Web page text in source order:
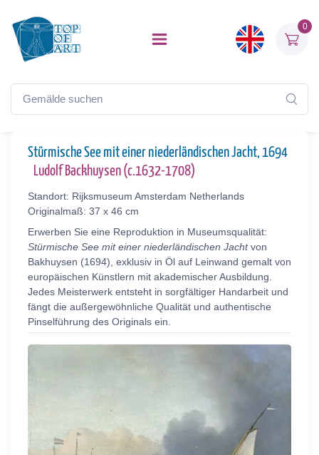
0
Stürmische See mit einer niederländischen Jacht, 1694
Ludolf Backhuysen (c.1632-1708)
Standort: Rijksmuseum Amsterdam Netherlands
Originalmaß: 37 x 46 cm
Erwerben Sie eine Reproduktion in Museumsqualität:
Stürmische See mit einer niederländischen Jachtvon
Bakhuysen (1694), exklusiv in Öl auf Leinwand gemalt von
europäischen Künstlern mit akademischer Ausbildung.
Jedes Meisterwerk entsteht in sorgfältiger Handarbeit und
fängt die außergewöhnliche Qualität und authentische
Pinselführung des Originals ein.